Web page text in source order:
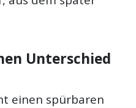
Unterschied
einen spürbaren